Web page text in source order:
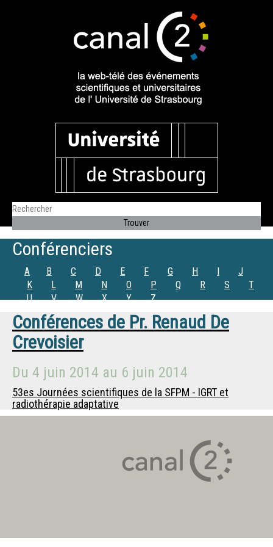
Conférenciers
A B C D E F G H I
J
K
L M N O P Q R S
T
U
V W X Y Z
Conférences de Pr. Renaud De
Crevoisier
Du 4 juin 2014 au 6 juin 2014
53es Journées scientifiques de la SFPM - IGRT et
radiothérapie adaptative